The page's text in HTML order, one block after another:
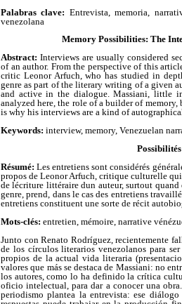
Palabras clave: Entrevista, memoria,
venezolana
Memory Possibilities: The
Abstract: Interviews are usually considered
of an author. From the perspective of this
critic Leonor Arfuch, who has studied in
genre as part of the literary writing of a given
and active in the dialogue. Massiani, little
analyzed here, the role of a builder of
is why his interviews are a kind of
Keywords: interview, memory, Venezuelan
Résumé:Les entretiens sont considérés
propos de Leonor Arfuch, critique culturelle
de lécriture littéraire dun auteur, surtout
genre, prend, dans le cas des entretiens
entretiens constituent une sorte de récit
Mots-clés: entretien, mémoire, narrative
Junto con Renato Rodríguez, recientemente
de los círculos literarios venezolanos para
propios de la actual vida literaria
valores que más se destaca de Massiani: no
los autores, como lo ha definido la crítica
oficio intelectual, para dar a conocer una
periodismo plantea la entrevista: ese